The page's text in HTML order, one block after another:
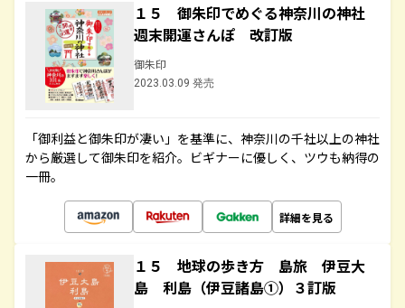
１５ 御朱印でめぐる神奈川の神社
週末開運さんぽ 改訂版
御朱印
2023.03.09 発売
「御利益と御朱印が凄い」を基準に、神奈川の千社以上の神社
から厳選して御朱印を紹介。ビギナーに優しく、ツウも納得の
一冊。
詳細を見る
１５ 地球の歩き方 島旅 伊豆大
島 利島（伊豆諸島①）３訂版